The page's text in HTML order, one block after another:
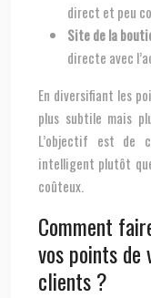
direct et peu
Site de la
directe avec
En diversifiant les
plus subtile mais
L’objectif est de
intelligent plutôt
coûteux.
Comment
vos points de
clients ?